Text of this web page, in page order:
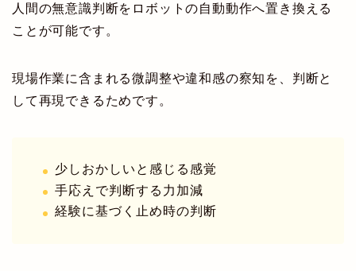
人間の無意識判断をロボットの自動動作へ置き換える
ことが可能です。
現場作業に含まれる微調整や違和感の察知を、判断と
して再現できるためです。
少しおかしいと感じる感覚
手応えで判断する力加減
経験に基づく止め時の判断